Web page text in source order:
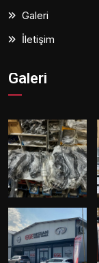
Galeri
İletişim
Galeri